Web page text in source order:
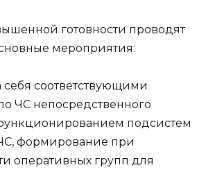
готовности проводят
мероприятия:
себя соответствующими
ЧС непосредственного
подсистем
формирование при
оперативных групп для